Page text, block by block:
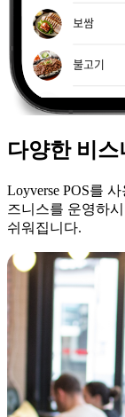
다양한 비스
Loyverse POS를
즈니스를 운영하
쉬워집니다.